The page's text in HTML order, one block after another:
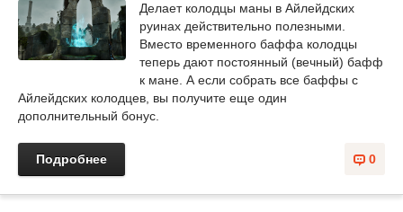
Делает колодцы маны в Айлейдских
руинах действительно полезными.
Вместо временного баффа колодцы
теперь дают постоянный (вечный) бафф
к мане. А если собрать все баффы с
Айлейдских колодцев, вы получите еще один
дополнительный бонус.
0
Подробнее